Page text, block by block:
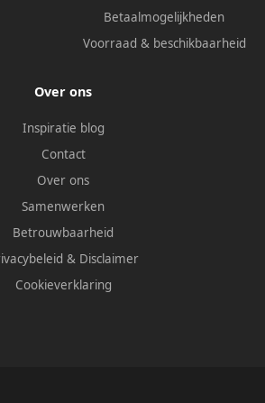
Betaalmogelijkheden
Voorraad & beschikbaarheid
Over ons
Inspiratie blog
Contact
Over ons
Samenwerken
Betrouwbaarheid
& Disclaimer
Cookieverklaring